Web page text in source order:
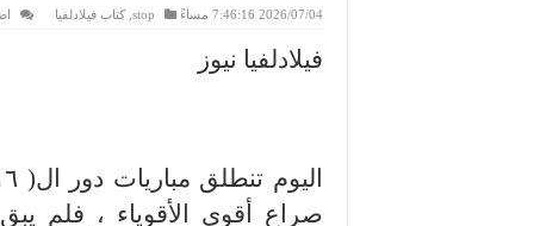
2026/07/04 7:46:16 مساءً stop
,كتاب فيلادلفيا
فيلادلفيا نيوز
صراع أقوى الأقوياء ، فلم